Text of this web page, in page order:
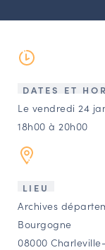
CONTACT
Agenda
OFFRES
BOURSE
OUTILS
DATES ET
Le vendredi 24
18h00 à 20h00
LIEU
Archives
Bourgogne
08000